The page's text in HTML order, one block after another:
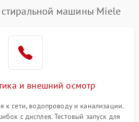
машины Miele
и внешний осмотр
к сети, водопроводу и канализации.
с дисплея. Тестовый запуск для